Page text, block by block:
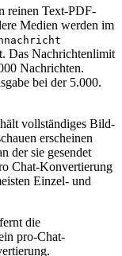
reinen Text-PDF-
Medien werden im
Das Nachrichtenlimit
Nachrichten.
bei der 5.000.
vollständiges Bild-
erscheinen
der sie gesendet
Chat-Konvertierung
Einzel- und
die
pro-Chat-